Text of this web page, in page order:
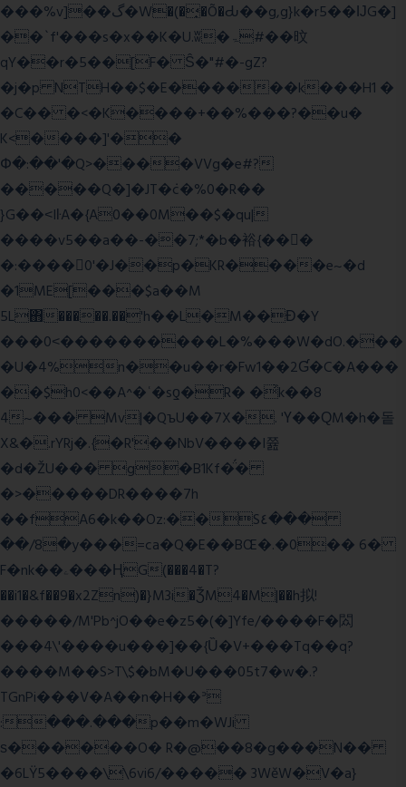
���%v]��گ�W�(�̟�Õ�Ԃ��g,g}k�r5��ĲG�]
��`f'���s�x��K�U.ʬ�ۃ#��旼
qY��r�5��[F� Ŝ�"#�-gZ?
�j�p NTH��$�E������k���H1 �
�C�� �<�K����+��%���?��u�
K<����]'��
Փ�:��'�Q>����VVg�e#?
�����Q�]�JT�݁c�%0�R��
}G��˂IŀA�{A0��0M��$�qu|
����v5��a��-��7;*�b�裕{���ً
�:����0'�J��p�KR����e~�d
�1ME[���$a��M
5L΋�����.��'h��L�M��Ɖ�Y
���0˂����������L�%���W�dO.���
�U�4%n��u��r�Fw1��2Ɠ�C�A���
��$h0<��A^�ʿ�sƍ�R� �͗k��8
4~��� Mv|�QъU��7X�. 'Ү��ԚM�h�돝
X&�.rYRj�.{�R'��NbV����I쯆
�d�ŽU��� g�B1Kf�̈́�
�>�����DR����7h
��fA6�k��Oz:��S٤���
��/8�y���=ca�Q�E��BŒ�.�0�� 6�
F�nk��ۦ���ҢG(���4�T?
��i1�&f��9�x2Zn)�}M3i�ǮM4�M|��h拟!
�����/M'Pb^jO��e�z5�(�]Yfe/����F�閦
���4\'����u���]��{Ȕ�V+���Tq��q?
����M��S>T\$�bM�U���05t7�w�.?
TGnPi���V�A��n�H��ᐣ
:���.���p��m�WJi
ѕ������O� R�@��8�g���N��
�6LŸ5����\\6vi6/����� 3WěW�V�a}